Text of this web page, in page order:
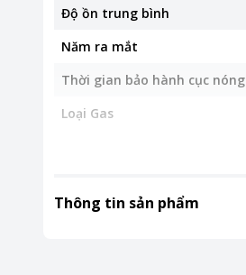
Độ ồn trung bình
Năm ra mắt
Thời gian bảo hành cục nóng
Loại Gas
Thời gian bảo hành
Thông tin sản phẩm